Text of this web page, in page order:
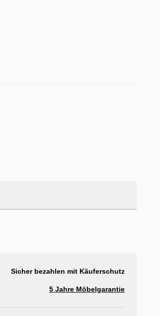
Sicher bezahlen mit Käuferschutz
5 Jahre Möbelgarantie